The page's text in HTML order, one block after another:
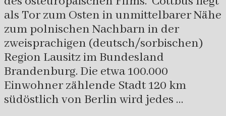
als Tor zum Osten in unmittelbarer Nähe
zum polnischen Nachbarn in der
zweisprachigen (deutsch/sorbischen)
Region Lausitz im Bundesland
Brandenburg. Die etwa 100.000
Einwohner zählende Stadt 120 km
südöstlich von Berlin wird jedes …